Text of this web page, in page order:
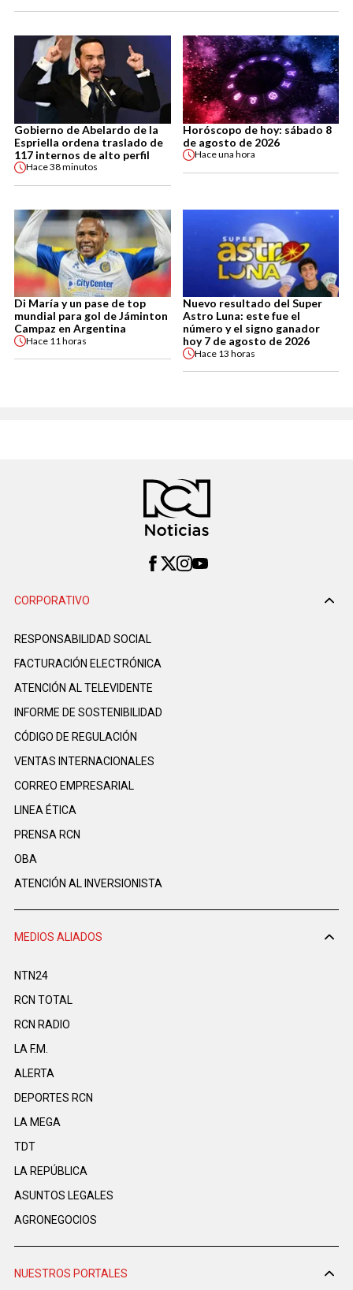
Gobierno de Abelardo de la
Espriella ordena traslado de
117 internos de alto perfil
Hace38 minutos
Horóscopo de hoy: sábado 8
de agosto de 2026
Haceuna hora
Di María y un pase de top
mundial para gol de Jáminton
Campaz en Argentina
Hace 11 horas
Nuevo resultado del Super
Astro Luna: este fue el
número y el signo ganador
hoy 7 de agosto de 2026
Hace 13 horas
CORPORATIVO
RESPONSABILIDAD SOCIAL
FACTURACIÓN ELECTRÓNICA
ATENCIÓN AL TELEVIDENTE
INFORME DE SOSTENIBILIDAD
CÓDIGO DE REGULACIÓN
VENTAS INTERNACIONALES
CORREO EMPRESARIAL
LINEA ÉTICA
PRENSA RCN
OBA
ATENCIÓN AL INVERSIONISTA
MEDIOS ALIADOS
NTN24
RCN TOTAL
RCN RADIO
LA F.M.
ALERTA
DEPORTES RCN
LA MEGA
TDT
LA REPÚBLICA
ASUNTOS LEGALES
AGRONEGOCIOS
NUESTROS PORTALES